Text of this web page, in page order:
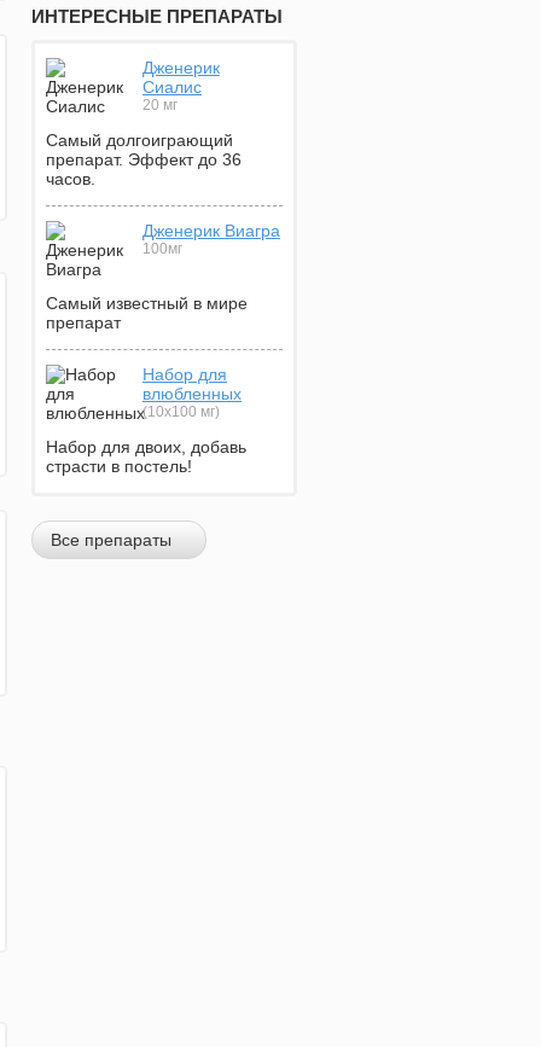
ИНТЕРЕСНЫЕ ПРЕПАРАТЫ
Дженерик
Сиалис
20 мг
Самый долгоиграющий
препарат. Эффект до 36
часов.
Дженерик Виагра
100мг
Самый известный в мире
препарат
Набор для
влюбленных
(10х100 мг)
Набор для двоих, добавь
страсти в постель!
Все препараты